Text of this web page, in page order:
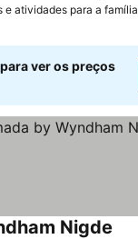
e atividades para a família
ver os preços
Nigde